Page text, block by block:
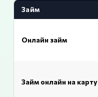
Займ
Онлайн займ
Займ онлайн на карту